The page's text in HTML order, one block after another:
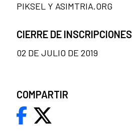
PIKSEL Y ASIMTRIA.ORG
CIERRE DE INSCRIPCIONES
02 DE JULIO DE 2019
COMPARTIR